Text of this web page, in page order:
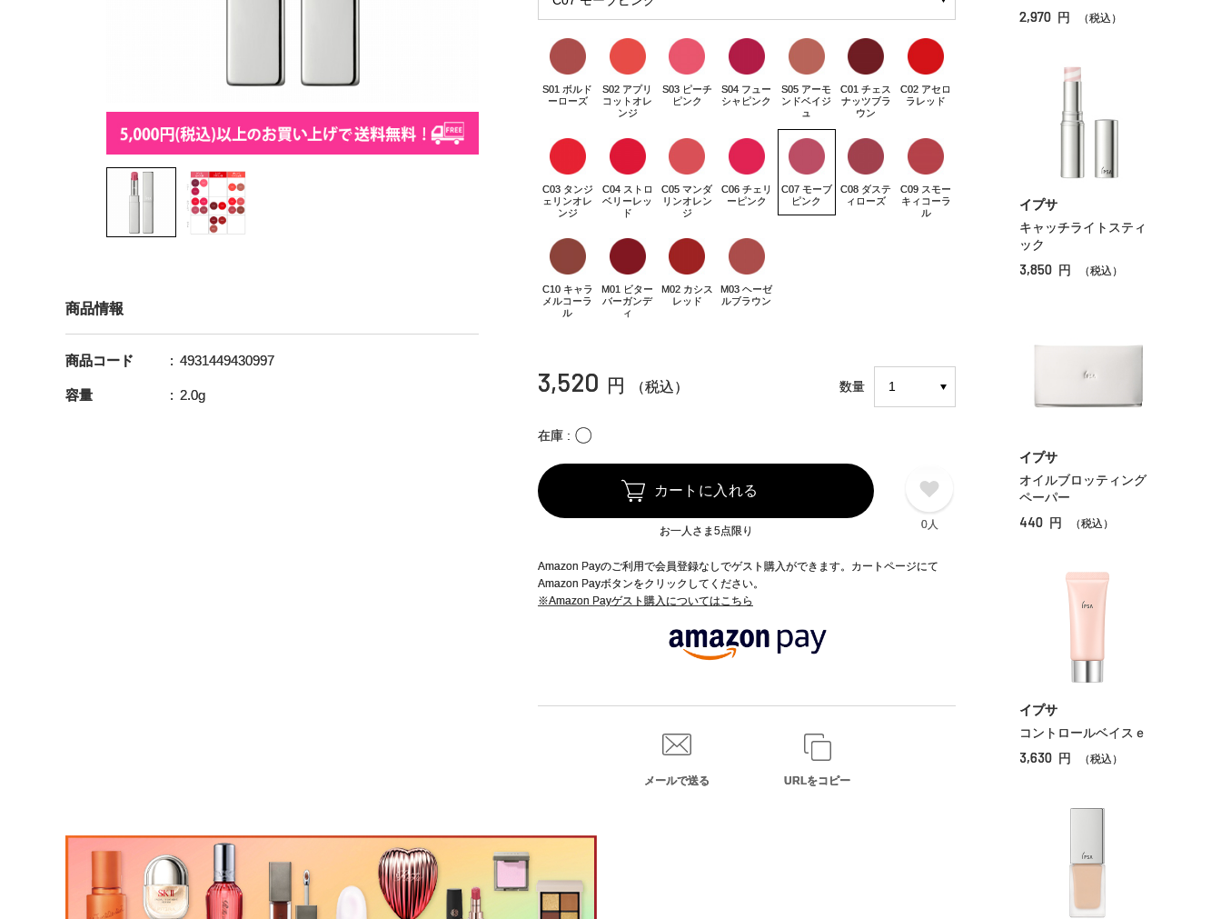
S01 ボルド
ーローズ
S02 アプリ
コットオレ
ンジ
S03 ピーチ
ピンク
S04 フュー
シャピンク
S05 アーモ
ンドベイジ
ュ
C01 チェス
ナッツブラ
ウン
C02 アセロ
ラレッド
C03 タンジ
ェリンオレ
ンジ
C04 ストロ
ベリーレッ
ド
C05 マンダ
リンオレン
ジ
C06 チェリ
ーピンク
C07 モーブ
ピンク
C08 ダステ
ィローズ
C09 スモー
キィコーラ
ル
C10 キャラ
メルコーラ
ル
M01 ビター
バーガンデ
ィ
M02 カシス
レッド
M03 ヘーゼ
ルブラウン
3,520 円 （税込） 数量
在庫 〇
カートに入れる
お一人さま5点限り 0人
Amazon Payのご利用で会員登録なしでゲスト購入ができます。カートページにて
Amazon Payボタンをクリックしてください。
※Amazon Payゲスト購入についてはこちら
メールで送る URLをコピー
商品情報
商品コード 4931449430997
容量 2.0g
2,970 円 （税込）
イプサ
キャッチライトスティ
ック
3,850 円 （税込）
イプサ
オイルブロッティング
ペーパー
440 円 （税込）
イプサ
コントロールベイスｅ
3,630 円 （税込）